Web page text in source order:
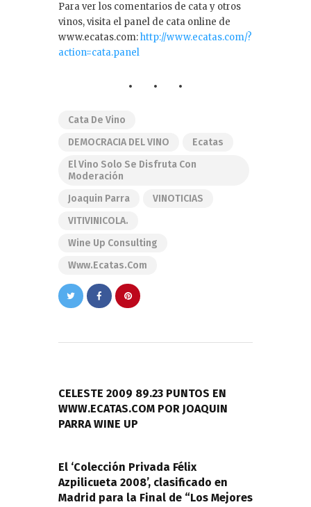
Para ver los comentarios de cata y otros
vinos, visita el panel de cata online de
www.ecatas.com:http://www.ecatas.com/?
action=cata.panel
Cata De Vino
DEMOCRACIA DEL VINO
Ecatas
El Vino Solo Se Disfruta Con
Moderación
Joaquin Parra
VINOTICIAS
VITIVINICOLA.
Wine Up Consulting
Www.ecatas.com
entradas
CELESTE 2009 89.23 PUNTOS EN
WWW.ECATAS.COM POR JOAQUIN
PARRA WINE UP
El ‘Colección Privada Félix
Azpilicueta 2008’, clasificado en
Madrid para la Final de “Los Mejores